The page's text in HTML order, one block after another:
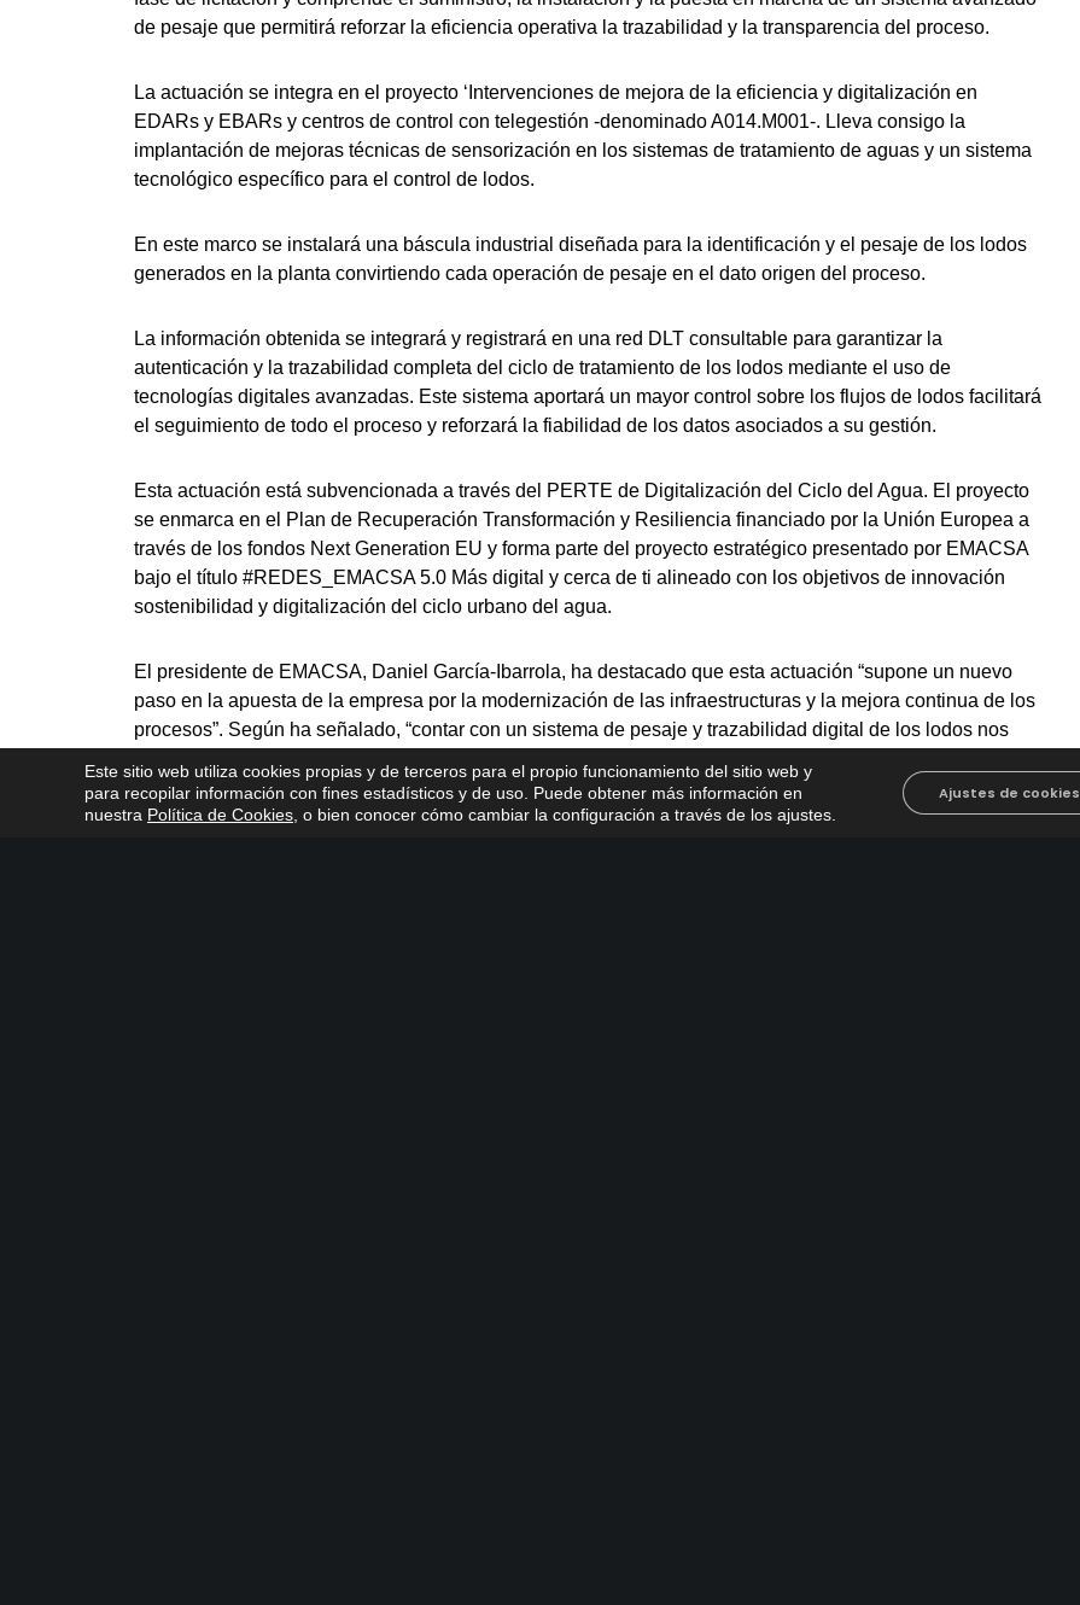
de pesaje que permitirá reforzar la eficiencia operativa la trazabilidad y la transparencia del proceso.
La actuación se integra en el proyecto ‘Intervenciones de mejora de la eficiencia y digitalización en
EDARs y EBARs y centros de control con telegestión -denominado A014.M001-. Lleva consigo la
implantación de mejoras técnicas de sensorización en los sistemas de tratamiento de aguas y un sistema
tecnológico específico para el control de lodos.
En este marco se instalará una báscula industrial diseñada para la identificación y el pesaje de los lodos
generados en la planta convirtiendo cada operación de pesaje en el dato origen del proceso.
La información obtenida se integrará y registrará en una red DLT consultable para garantizar la
autenticación y la trazabilidad completa del ciclo de tratamiento de los lodos mediante el uso de
tecnologías digitales avanzadas. Este sistema aportará un mayor control sobre los flujos de lodos facilitará
el seguimiento de todo el proceso y reforzará la fiabilidad de los datos asociados a su gestión.
Esta actuación está subvencionada a través del PERTE de Digitalización del Ciclo del Agua. El proyecto
se enmarca en el Plan de Recuperación Transformación y Resiliencia financiado por la Unión Europea a
través de los fondos Next Generation EU y forma parte del proyecto estratégico presentado por EMACSA
bajo el título #REDES_EMACSA 5.0 Más digital y cerca de ti alineado con los objetivos de innovación
sostenibilidad y digitalización del ciclo urbano del agua.
El presidente de EMACSA, Daniel García-Ibarrola, ha destacado que esta actuación “supone un nuevo
paso en la apuesta de la empresa por la modernización de las infraestructuras y la mejora continua de los
procesos”. Según ha señalado, “contar con un sistema de pesaje y trazabilidad digital de los lodos nos
proceso de depuración”.
Este sitio web utiliza cookies propias y de terceros para el propio funcionamiento del sitio web y
para recopilar información con fines estadísticos y de uso. Puede obtener más información en
nuestra Política de Cookies , o bien conocer cómo cambiar la configuración a través de los ajustes
Ajustes de cookies